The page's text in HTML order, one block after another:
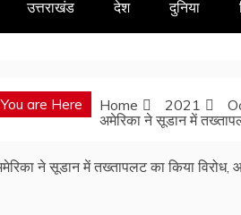
उत्तराखंड देश दुनिया
You are Here Home 2021
अमेरिका ने सूडान में